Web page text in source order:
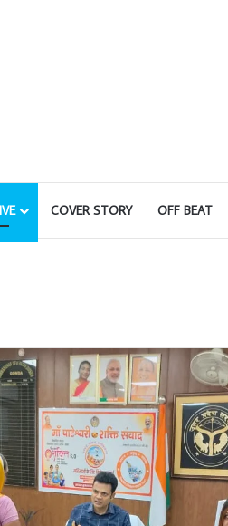
COVER STORY OFF BEAT